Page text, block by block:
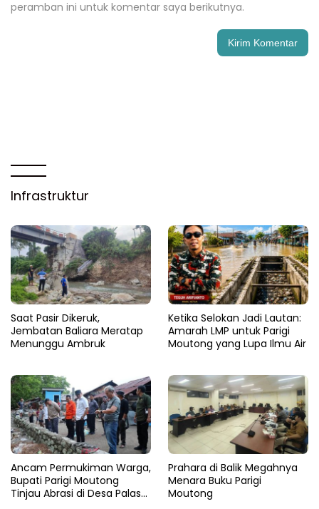
peramban ini untuk komentar saya berikutnya.